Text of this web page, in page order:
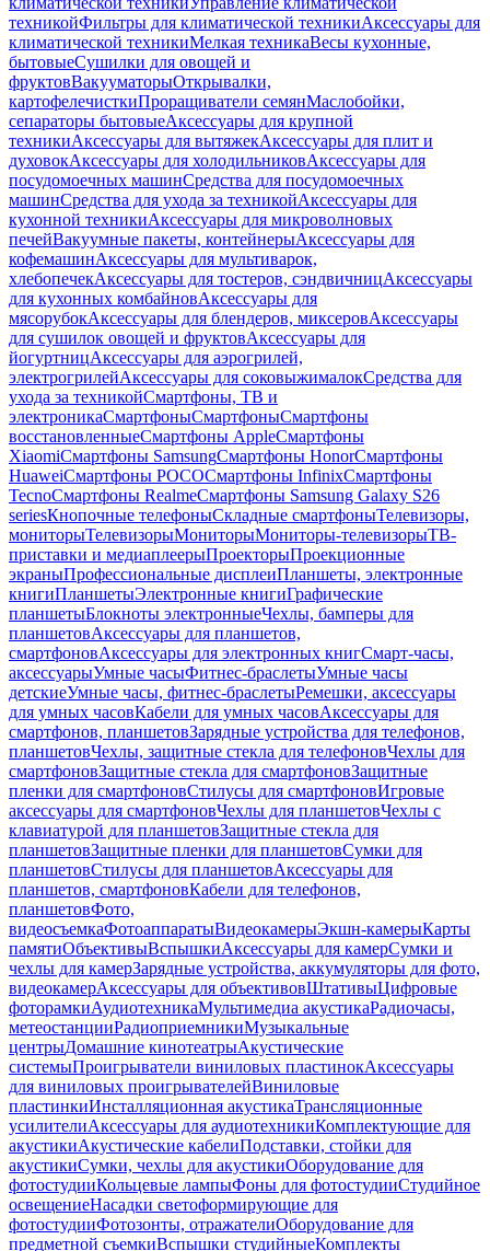
техникойФильтры для климатической техникиАксессуары для
климатической техникиМелкая техникаВесы кухонные,
бытовыеСушилки для овощей и
фруктовВакууматорыОткрывалки,
картофелечисткиПроращиватели семянМаслобойки,
сепараторы бытовыеАксессуары для крупной
техникиАксессуары для вытяжекАксессуары для плит и
духовокАксессуары для холодильниковАксессуары для
посудомоечных машинСредства для посудомоечных
машинСредства для ухода за техникойАксессуары для
кухонной техникиАксессуары для микроволновых
печейВакуумные пакеты, контейнерыАксессуары для
кофемашинАксессуары для мультиварок,
хлебопечекАксессуары для тостеров, сэндвичницАксессуары
для кухонных комбайновАксессуары для
мясорубокАксессуары для блендеров, миксеровАксессуары
для сушилок овощей и фруктовАксессуары для
йогуртницАксессуары для аэрогрилей,
электрогрилейАксессуары для соковыжималокСредства для
ухода за техникойСмартфоны, ТВ и
электроникаСмартфоныСмартфоныСмартфоны
восстановленныеСмартфоны AppleСмартфоны
XiaomiСмартфоны SamsungСмартфоны HonorСмартфоны
HuaweiСмартфоны POCOСмартфоны InfinixСмартфоны
TecnoСмартфоны RealmeСмартфоны Samsung Galaxy S26
seriesКнопочные телефоныСкладные смартфоныТелевизоры,
мониторыТелевизорыМониторыМониторы-телевизорыТВ-
приставки и медиаплеерыПроекторыПроекционные
экраныПрофессиональные дисплеиПланшеты, электронные
книгиПланшетыЭлектронные книгиГрафические
планшетыБлокноты электронныеЧехлы, бамперы для
планшетовАксессуары для планшетов,
смартфоновАксессуары для электронных книгСмарт-часы,
аксессуарыУмные часыФитнес-браслетыУмные часы
детскиеУмные часы, фитнес-браслетыРемешки, аксессуары
для умных часовКабели для умных часовАксессуары для
смартфонов, планшетовЗарядные устройства для телефонов,
планшетовЧехлы, защитные стекла для телефоновЧехлы для
смартфоновЗащитные стекла для смартфоновЗащитные
пленки для смартфоновСтилусы для смартфоновИгровые
аксессуары для смартфоновЧехлы для планшетовЧехлы с
клавиатурой для планшетовЗащитные стекла для
планшетовЗащитные пленки для планшетовСумки для
планшетовСтилусы для планшетовАксессуары для
планшетов, смартфоновКабели для телефонов,
планшетовФото,
видеосъемкаФотоаппаратыВидеокамерыЭкшн-камерыКарты
памятиОбъективыВспышкиАксессуары для камерСумки и
чехлы для камерЗарядные устройства, аккумуляторы для фото,
видеокамерАксессуары для объективовШтативыЦифровые
фоторамкиАудиотехникаМультимедиа акустикаРадиочасы,
метеостанцииРадиоприемникиМузыкальные
центрыДомашние кинотеатрыАкустические
системыПроигрыватели виниловых пластинокАксессуары
для виниловых проигрывателейВиниловые
пластинкиИнсталляционная акустикаТрансляционные
усилителиАксессуары для аудиотехникиКомплектующие для
акустикиАкустические кабелиПодставки, стойки для
акустикиСумки, чехлы для акустикиОборудование для
фотостудииКольцевые лампыФоны для фотостудииСтудийное
освещениеНасадки светоформирующие для
фотостудииФотозонты, отражателиОборудование для
предметной съемкиВспышки студийныеКомплекты